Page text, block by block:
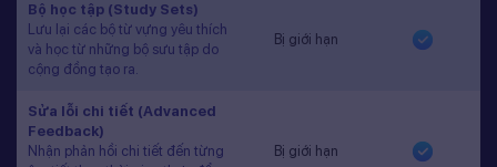
Bộ học tập (Study Sets)
Lưu lại các bộ từ vựng yêu thích
và học từ những bộ sưu tập do
cộng đồng tạo ra.
Bị giới hạn
Sửa lỗi chi tiết (Advanced
Feedback)
Nhận phản hồi chi tiết đến từng
Bị giới hạn